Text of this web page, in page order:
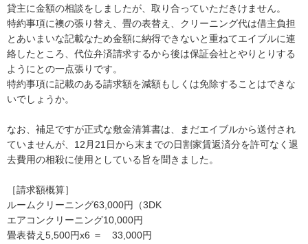
貸主に金額の相談をしましたが、取り合っていただきけません。
特約事項に襖の張り替え、畳の表替え、クリーニング代は借主負担
とあいまいな記載なため金額に納得できないと重ねてエイブルに連
絡したところ、代位弁済請求するから後は保証会社とやりとりする
ようにとの一点張りです。
特約事項に記載のある請求額を減額もしくは免除することはできな
いでしょうか。
なお、補足ですが正式な敷金清算書は、まだエイブルから送付され
ていませんが、12月21日から末までの日割家賃返済分を許可なく退
去費用の相殺に使用としている旨を聞きました。
［請求額概算］
ルームクリーニング63,000円（3DK
エアコンクリーニング10,000円
畳表替え5,500円x6 ＝　33,000円